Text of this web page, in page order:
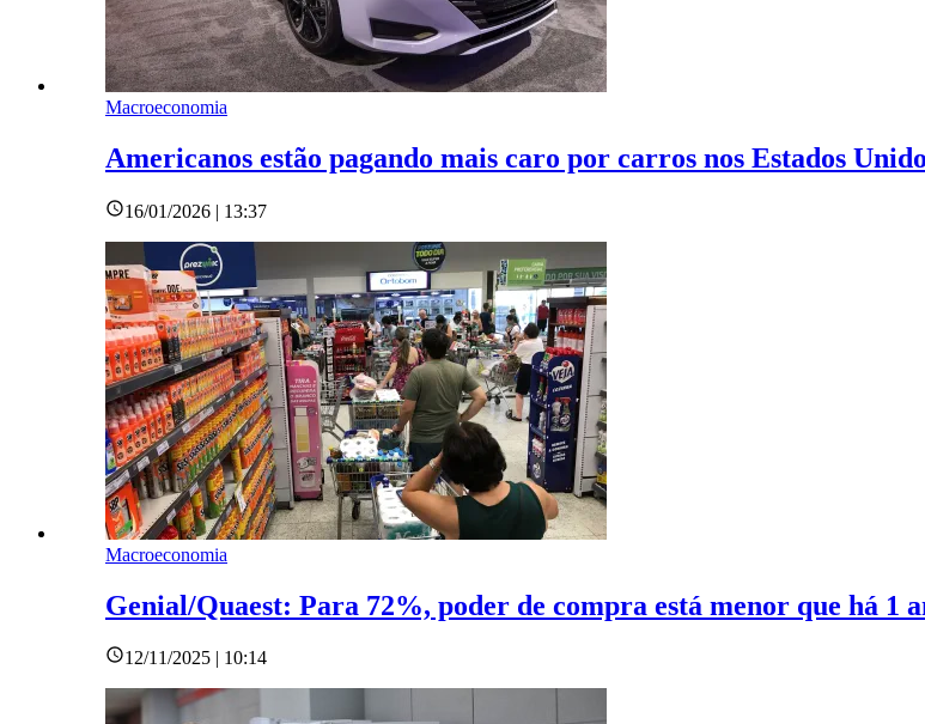
Macroeconomia
Americanos estão pagando mais caro por carros nos Estados
16/01/2026 | 13:37
Macroeconomia
Genial/Quaest: Para 72%, poder de compra está menor que há 1
12/11/2025 | 10:14